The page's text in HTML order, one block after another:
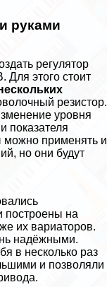
руками
регулятор
Для этого стоит
резистор.
уровня
показателя
можно применять и
но они будут
построены на
их вариаторов.
надёжными.
в несколько раз
и позволяли